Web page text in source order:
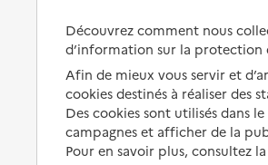
Les mesures de protection
Les obligations de la famille
À qui s’adresser ?
Les politiques du grand âge
Être
Fin
Découvrez comment nous
d’information sur la protection
Afin de mieux vous servir et
cookies destinés à réaliser
Des cookies sont utilisés dans
campagnes et afficher de la
Pour en savoir plus, consultez